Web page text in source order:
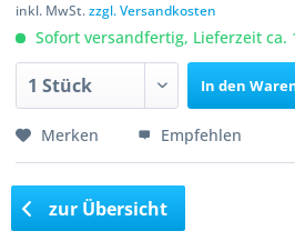
inkl. MwSt.zzgl. Versandkosten
Sofort versandfertig, Lieferzeit ca.
In den
Merken Empfehlen
zur Übersicht